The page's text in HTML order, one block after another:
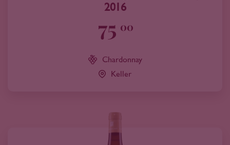
2016
75 00
Chardonnay
Keller